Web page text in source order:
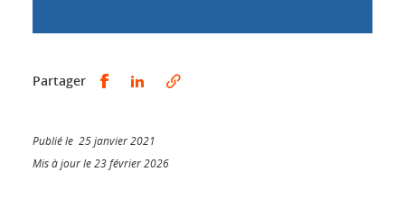
Partager Partager sur Facebook
Partager sur LinkedIn
Publié le 25 janvier 2021
Mis à jour le 23 février 2026